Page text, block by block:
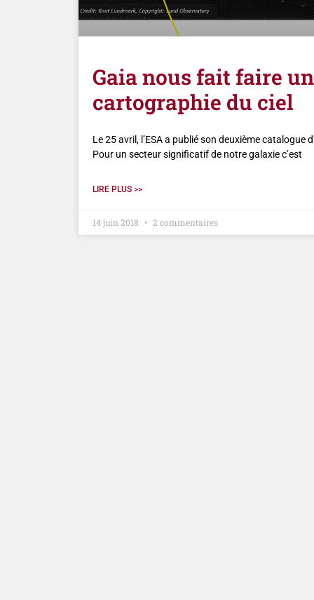
Gaia nous fait faire
cartographie du ciel
Le 25 avril, l’ESA a publié son deuxième catalogue
Pour un secteur significatif de notre galaxie c’est
LIRE PLUS >>
14 juin 2018 2 commentaires